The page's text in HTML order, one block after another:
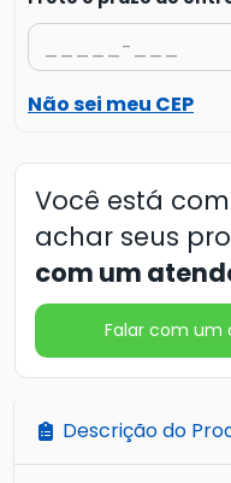
Não sei meu CEP
Você está
achar seus
com um
Falar com um
Descrição do